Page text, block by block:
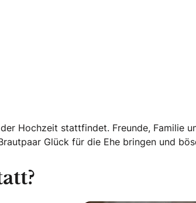
Hochzeit stattfindet. Freunde, Familie
Glück für die Ehe bringen und